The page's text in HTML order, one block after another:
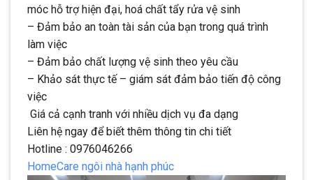
móc hỗ trợ hiện đại, hoá chất tẩy rửa vệ sinh
– Đảm bảo an toàn tài sản của bạn trong quá trình
làm việc
– Đảm bảo chất lượng vệ sinh theo yêu cầu
– Khảo sát thực tế – giám sát đảm bảo tiến độ công
việc
Giá cả cạnh tranh với nhiều dịch vụ đa dạng
Liên hệ ngay để biết thêm thông tin chi tiết
Hotline : 0976046266
HomeCare ngôi nhà hạnh phúc